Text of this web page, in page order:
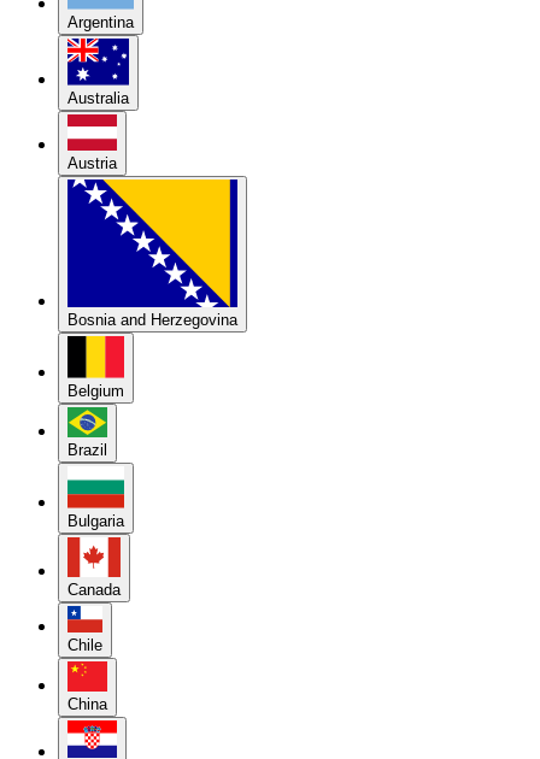
Argentina
Australia
Austria
Bosnia and Herzegovina
Belgium
Brazil
Bulgaria
Canada
Chile
China